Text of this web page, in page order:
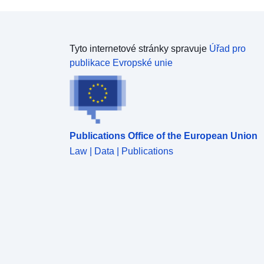
Tyto internetové stránky spravuje Úřad pro
publikace Evropské unie
Publications Office of the European Union
Law | Data | Publications